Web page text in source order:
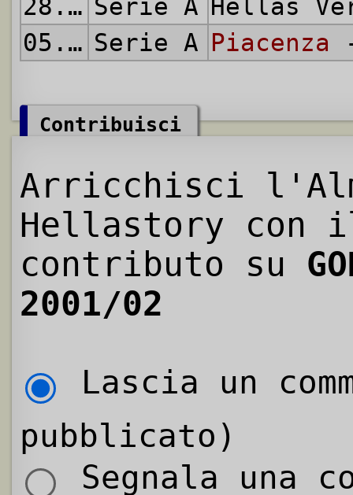
28.04.2002 Serie A Hellas
05.05.2002 Serie A Piacenza
Contribuisci
Arricchisci
Hellastory con
contributo su
2001/02
Lascia un
pubblicato)
Segnala una